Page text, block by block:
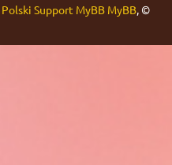
Polski Support MyBB MyBB, ©